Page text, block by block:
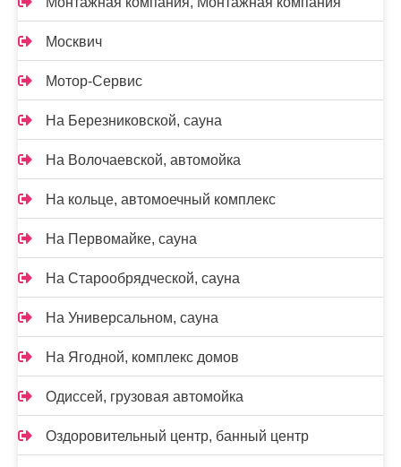
Москвич
Мотор-Сервис
На Березниковской, сауна
На Волочаевской, автомойка
На кольце, автомоечный комплекс
На Первомайке, сауна
На Старообрядческой, сауна
На Универсальном, сауна
На Ягодной, комплекс домов
Одиссей, грузовая автомойка
Оздоровительный центр, банный центр